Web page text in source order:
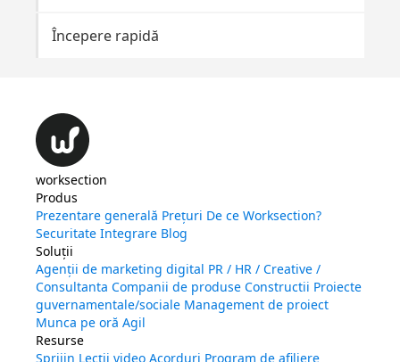
Începere rapidă
worksection
Produs
Prezentare generală Prețuri De ce Worksection?
Securitate Integrare Blog
Soluții
Agenții de marketing digital PR / HR / Creative /
Consultanta Companii de produse Constructii Proiecte
guvernamentale/sociale Management de proiect
Munca pe oră Agil
Resurse
Sprijin Lecții video Acorduri Program de afiliere